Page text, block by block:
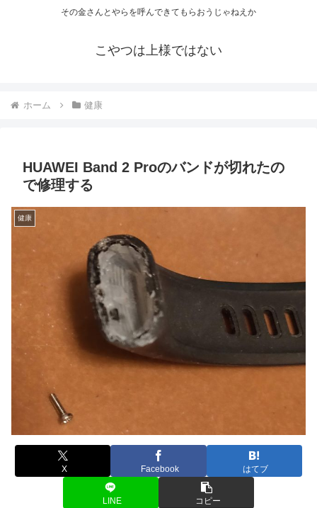
その金さんとやらを呼んできてもらおうじゃねえか
こやつは上様ではない
ホーム 健康
HUAWEI Band 2 Proのバンドが切れたの
で修理する
健康
X Facebook はてブ
LINE コピー